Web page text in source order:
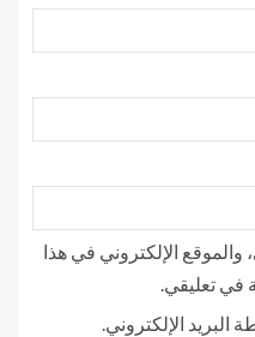
الإلكتروني في هذا
في تعليقي.
البريد الإلكتروني.